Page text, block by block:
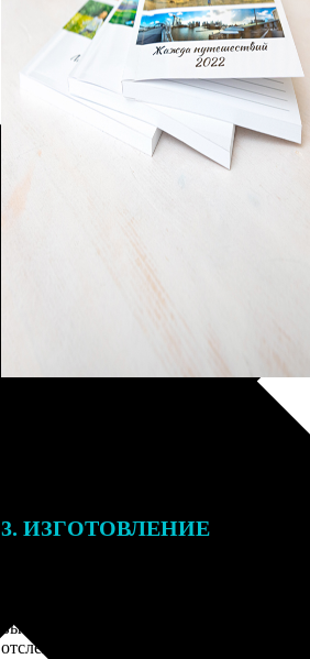
3. ИЗГОТОВЛЕНИЕ
вы получите письмо с трек-номером для
отслеживания.